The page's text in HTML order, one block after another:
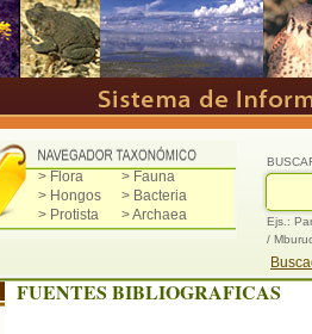
> Flora
> Fauna
> Hongos
> Bacteria
> Protista
> Archaea
Ejs.:
/
FUENTES BIBLIOGRAFICAS